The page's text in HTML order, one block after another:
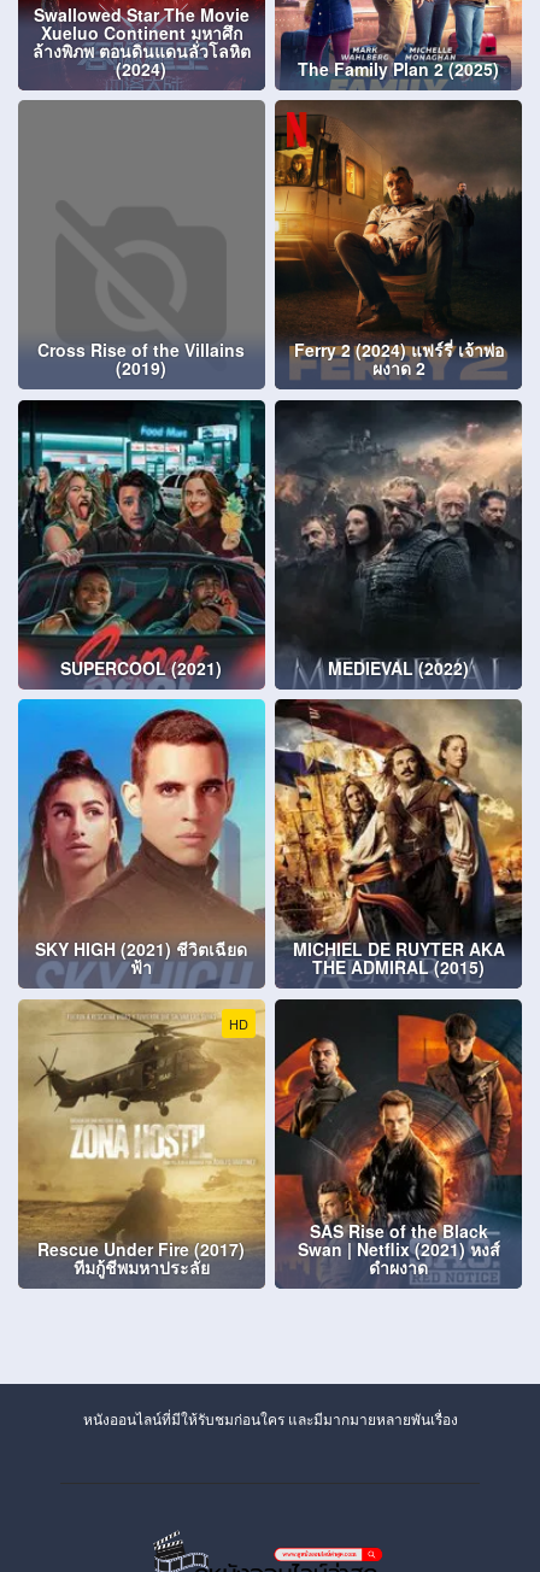
Swallowed Star The Movie
Xueluo Continent มหาศึก
ล้างพิภพ ตอนดินแดนลั่วโลหิต
(2024) The Family Plan 2 (2025)
Cross Rise of the Villains
(2019)
Ferry 2 (2024) แฟร์รี่ เจ้าพ่อ
ผงาด 2
SUPERCOOL (2021) MEDIEVAL (2022)
SKY HIGH (2021) ชีวิตเฉียด
ฟ้า
MICHIEL DE RUYTER AKA
THE ADMIRAL (2015)
HD
Rescue Under Fire (2017)
ทีมกู้ชีพมหาประลัย
SAS Rise of the Black
Swan | Netflix (2021) หงส์
ดำผงาด
หนังออนไลน์ที่มีให้รับชมก่อนใคร และมีมากมายหลายพันเรื่อง